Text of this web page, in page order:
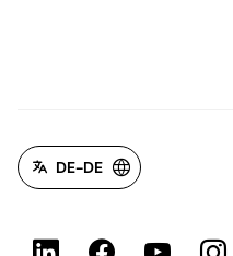
DE-DE